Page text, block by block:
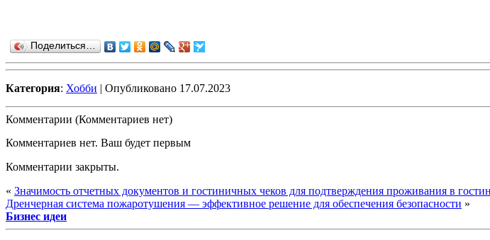
Поделиться…
Категория: Хобби | Опубликовано 17.07.2023
Комментарии (Комментариев нет)
Комментариев нет. Ваш будет первым
Комментарии закрыты.
« Значимость отчетных документов и гостиничных чеков для подтверждения проживания в
Дренчерная система пожаротушения — эффективное решение для обеспечения безопасности »
Бизнес идеи